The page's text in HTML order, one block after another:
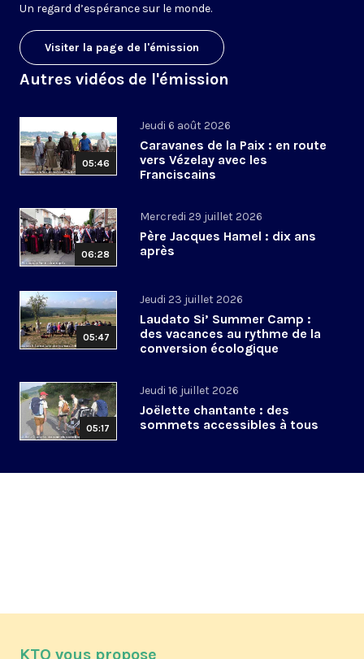
Un regard d’espérance sur le monde.
Visiter la page de l'émission
Autres vidéos de l'émission
05:46
Jeudi 6 août 2026
Caravanes de la Paix : en route
vers Vézelay avec les
Franciscains
06:28
Mercredi 29 juillet 2026
Père Jacques Hamel : dix ans
après
05:47
Jeudi 23 juillet 2026
Laudato Si’ Summer Camp :
des vacances au rythme de la
conversion écologique
05:17
Jeudi 16 juillet 2026
Joëlette chantante : des
sommets accessibles à tous
KTO vous propose